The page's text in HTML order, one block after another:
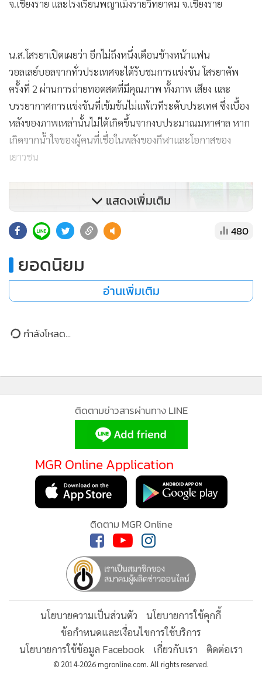
จ.เชียงราย และโรงเรียนพญาเม็งรายวิทยาคม จ.เชียงราย
น.ส.โสรยาเปิดเผยว่า อีกไม่ถึงหนึ่งเดือนข้างหน้าแฟน
วอลเลย์บอลจากทั่วประเทศจะได้รับชมการแข่งขัน โสรยาคัพ
ครั้งที่ 2 ผ่านการถ่ายทอดสดที่มีคุณภาพ ทั้งภาพ เสียง และ
บรรยากาศการแข่งขันที่เข้มข้นไม่แพ้เวทีระดับประเทศ ซึ่งเบื้อง
หลังของภาพเหล่านั้นไม่ได้เกิดขึ้นจากงบประมาณมหาศาล หาก
เกิดจากน้ำใจของผู้คนที่เชื่อในพลังของกีฬาและโอกาสของ
เยาวชน
กีฬา ที่ตัดสินใจส่งทีมงานมืออาชีพเข้ามาร่วมผลิตและถ่ายทอด
สดให้ เพื่อยกระดับการแข่งขันของเด็กๆ ให้มีมาตรฐานเดียวกับ
รายการใหญ่ โดยทีมงานชุดนี้เป็นทีมเดียวกับที่ถ่ายทอดสดการ
แข่งขันวอลเลย์บอล U18 และรายการวอลเลย์บอลระดับ
ซึ่งการสนับสนุนครั้งนี้จะทำให้การแข่งขันโสรยาคัพ ครั้งที่ 2 ได้
รับการถ่ายทอดสดด้วยมาตรฐานระดับมืออาชีพ เปิดโอกาสให้ผู้
ได้ร่วมชมและส่งกำลังใจให้เยาวชนผ่านหน้าจอ ไม่ว่าจะอยู่ที่ไหน
“บางอย่างทำลงไป ไม่ได้หวังอะไร แต่กลับได้ผลตอบแทน
มหาศาล ไม่น่าเชื่อเลยจริงๆ ค่ะ ได้รางวัลจากผู้ว่าฯ ได้น้ำใจจาก
เพื่อนพ้อง ได้ความร่วมมือจากคนในชุมชน เอฟซีทุกแห่งหลั่งไหล
เข้ามาคอยช่วยสนับสนุน ข่าวล่าสุดผู้ว่าฯ จะมาร่วมเปิดงานโสร
ยาคัพ มันเกินฝันไปจริงๆ ค่ะ ขอบคุณทุกคนมากๆ นะคะ”
น.ส.โสรยากล่าว
แสดงเพิ่มเติม
480
ยอดนิยม
อ่านเพิ่มเติม
กำลังโหลด...
ติดตามข่าวสารผ่านทาง LINE
MGR Online Application
ติดตาม MGR Online
นโยบายความเป็นส่วนตัว
นโยบายการใช้คุกกี้
ข้อกำหนดและเงื่อนไขการใช้บริการ
นโยบายการใช้ข้อมูล Facebook
เกี่ยวกับเรา ติดต่อเรา
© 2014-2026 mgronline.com. All rights reserved.
MGR Online ใช้คุกกี้ (Cookies)
MGR Online ใช้คุกกี้ เพื่อจัดการข้อมูลส่วนบุคคลเพื่อนำเสนอ
ประสบการณ์คอนเทนต์ที่ดีที่สุดให้กับผู้อ่านบนเว็บไซต์ และ
เงื่อนไขการใช้งานเว็บไซต์
รับทราบ